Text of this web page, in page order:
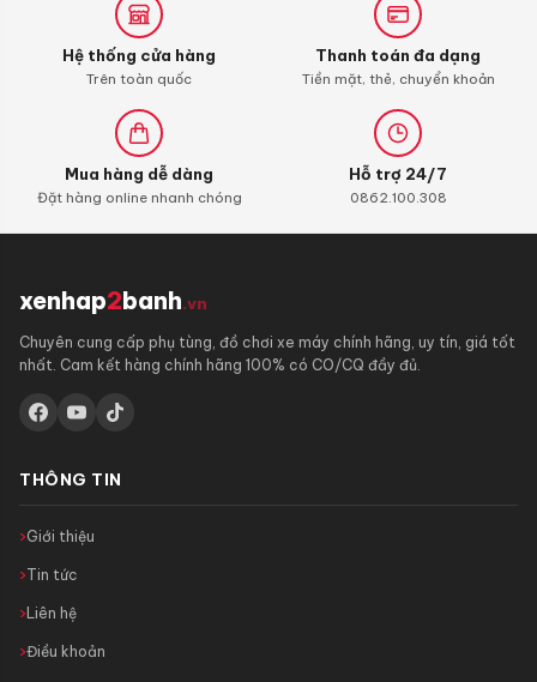
Hệ thống cửa hàng
Trên toàn quốc
Thanh toán đa dạng
Tiền mặt, thẻ, chuyển khoản
Mua hàng dễ dàng
Đặt hàng online nhanh chóng
Hỗ trợ 24/7
0862.100.308
xenhap2banh.vn
Chuyên cung cấp phụ tùng, đồ chơi xe máy chính hãng, uy tín, giá tốt
nhất. Cam kết hàng chính hãng 100% có CO/CQ đầy đủ.
THÔNG TIN
Giới thiệu
Tin tức
Liên hệ
Điều khoản